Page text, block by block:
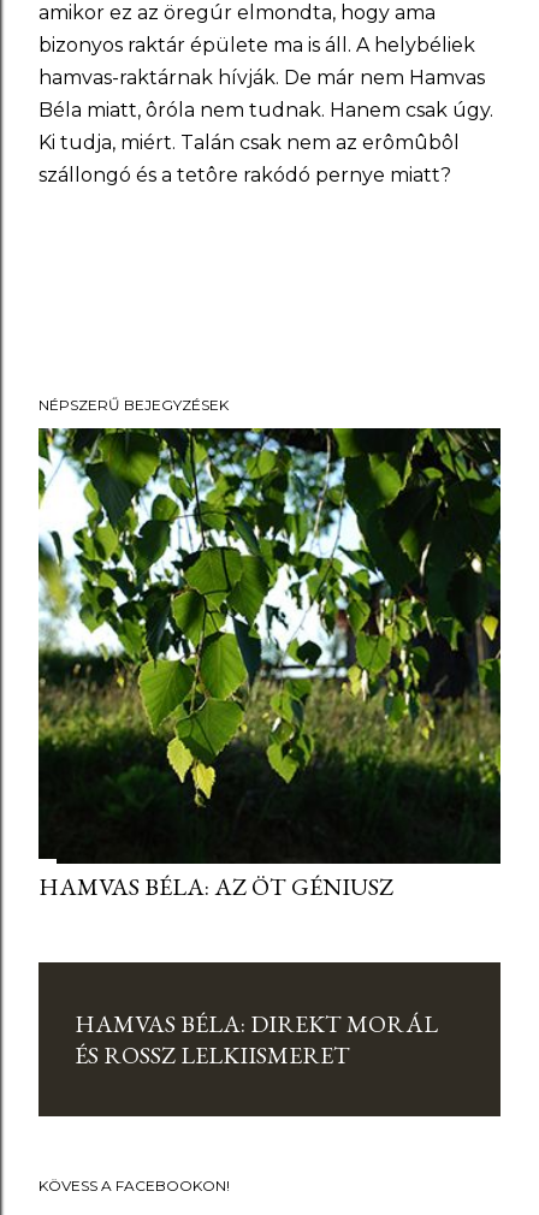
amikor ez az öregúr elmondta, hogy ama
bizonyos raktár épülete ma is áll. A helybéliek
hamvas-raktárnak hívják. De már nem Hamvas
Béla miatt, ôróla nem tudnak. Hanem csak úgy.
Ki tudja, miért. Talán csak nem az erômûbôl
szállongó és a tetôre rakódó pernye miatt?
NÉPSZERŰ BEJEGYZÉSEK
HAMVAS BÉLA: AZ ÖT GÉNIUSZ
HAMVAS BÉLA: DIREKT MORÁL
ÉS ROSSZ LELKIISMERET
KÖVESS A FACEBOOKON!